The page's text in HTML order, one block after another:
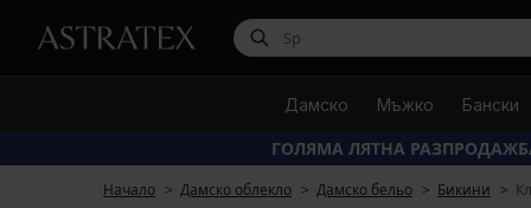
Дамско Мъжко Бански
ГОЛЯМА ЛЯТНА
Начало Дамско облекло Дамско бельо Бикини